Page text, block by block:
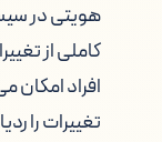
هویتی در
کاملی از
افراد امکان
تغییرات را